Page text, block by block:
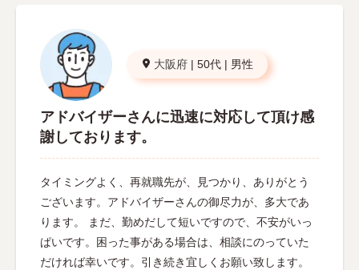
大阪府 | 50代 | 男性
アドバイザーさんに迅速に対応して頂け感
謝しております。
タイミングよく、再就職先が、見つかり、ありがとう
ございます。アドバイザーさんの御尽力が、多大であ
ります。 まだ、勤めだして短いですので、不安がいっ
ぱいです。困った事がある場合は、相談にのっていた
だければ幸いです。引き続き宜しくお願い致します。